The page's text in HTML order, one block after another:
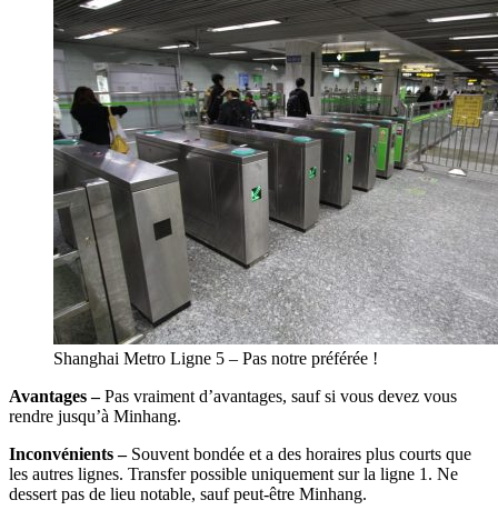
Shanghai Metro Ligne 5 – Pas notre préférée !
Avantages –Pas vraiment d’avantages, sauf si vous devez vous
rendre jusqu’à Minhang.
Inconvénients –Souvent bondée et a des horaires plus courts que
les autres lignes. Transfer possible uniquement sur la ligne 1. Ne
dessert pas de lieu notable, sauf peut-être Minhang.